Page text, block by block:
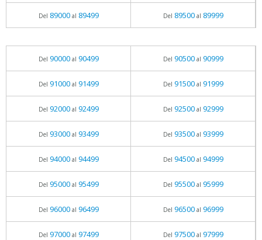
Del 89000al 89499 Del 89500al 89999
Del 90000al 90499 Del 90500al 90999
Del 91000al 91499 Del 91500al 91999
Del 92000al 92499 Del 92500al 92999
Del 93000al 93499 Del 93500al 93999
Del 94000al 94499 Del 94500al 94999
Del 95000al 95499 Del 95500al 95999
Del 96000al 96499 Del 96500al 96999
Del 97000al 97499 Del 97500al 97999